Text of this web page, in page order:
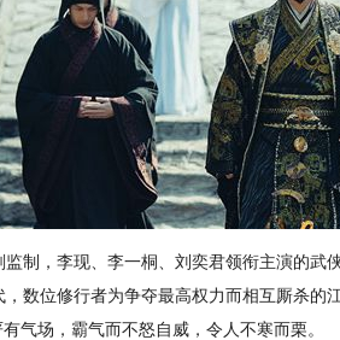
，李现、李一桐、刘奕君领衔主演的武
数位修行者为争夺最高权力而相互厮杀的
气场，霸气而不怒自威，令人不寒而栗。